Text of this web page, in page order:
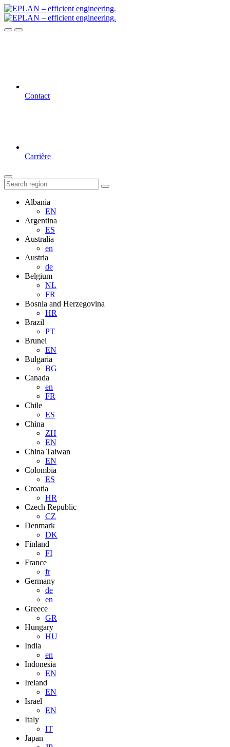
Contact
Carrière
Albania
EN
Argentina
ES
Australia
en
Austria
de
Belgium
NL
FR
Bosnia and Herzegovina
HR
Brazil
PT
Brunei
EN
Bulgaria
BG
Canada
en
FR
Chile
ES
China
ZH
EN
China Taiwan
EN
Colombia
ES
Croatia
HR
Czech Republic
CZ
Denmark
DK
Finland
FI
France
fr
Germany
de
en
Greece
GR
Hungary
HU
India
en
Indonesia
EN
Ireland
EN
Israel
EN
Italy
IT
Japan